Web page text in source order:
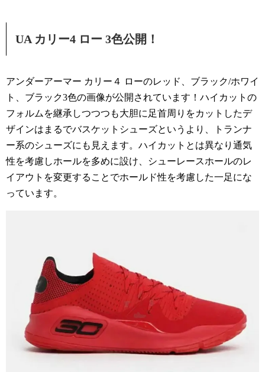
UA カリー4 ロー 3色公開！
アンダーアーマー カリー４ ローのレッド、ブラック/ホワイ
ト、ブラック3色の画像が公開されています！ハイカットの
フォルムを継承しつつつも大胆に足首周りをカットしたデ
ザインはまるでバスケットシューズというより、トランナ
ー系のシューズにも見えます。ハイカットとは異なり通気
性を考慮しホールを多めに設け、シューレースホールのレ
イアウトを変更することでホールド性を考慮した一足にな
っています。